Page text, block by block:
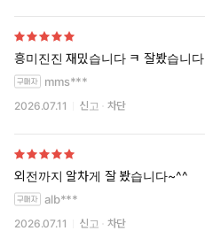
흥미진진 재밌습니다 ㅋ 잘봤습니다
mms***
2026.07.11 신고 차단
외전까지 알차게 잘 봤습니다~^^
alb***
2026.07.11 신고 차단